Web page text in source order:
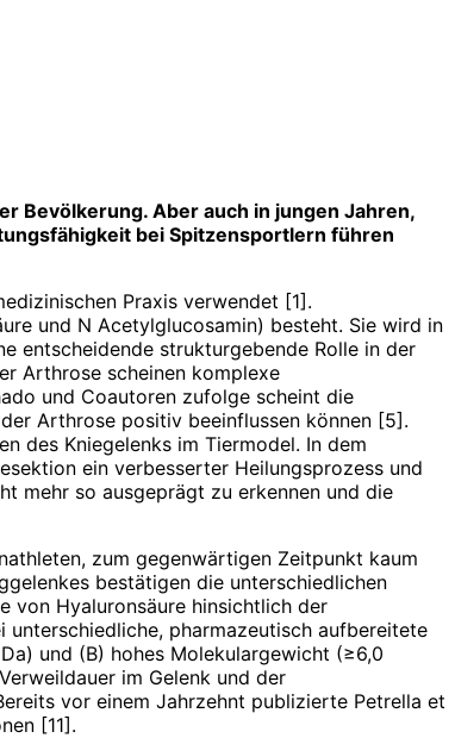
Bevölkerung. Aber auch in jungen Jahren,
bei Spitzensportlern führen
Praxis verwendet [1].
und N Acetylglucosamin) besteht. Sie wird in
entscheidende strukturgebende Rolle in der
Arthrose scheinen komplexe
und Coautoren zufolge scheint die
Arthrose positiv beeinflussen können [5].
des Kniegelenks im Tiermodel. In dem
ein verbesserter Heilungsprozess und
mehr so ausgeprägt zu erkennen und die
zum gegenwärtigen Zeitpunkt kaum
bestätigen die unterschiedlichen
von Hyaluronsäure hinsichtlich der
pharmazeutisch aufbereitete
und (B) hohes Molekulargewicht (≥6,0
im Gelenk und der
vor einem Jahrzehnt publizierte Petrella et
[11].